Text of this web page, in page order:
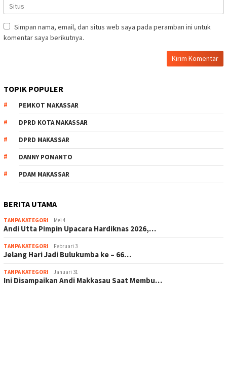
Simpan nama, email, dan situs web saya pada peramban ini untuk
komentar saya berikutnya.
TOPIK POPULER
PEMKOT MAKASSAR
DPRD KOTA MAKASSAR
DPRD MAKASSAR
DANNY POMANTO
PDAM MAKASSAR
BERITA UTAMA
TANPA KATEGORI Mei 4
Andi Utta Pimpin Upacara Hardiknas 2026,…
TANPA KATEGORI Februari 3
Jelang Hari Jadi Bulukumba ke – 66…
TANPA KATEGORI Januari 31
Ini Disampaikan Andi Makkasau Saat Membu…